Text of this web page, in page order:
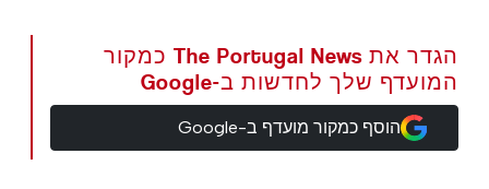
הגדר את The Portugal News כמקור
המועדף שלך לחדשות ב-Google
הוסף כמקור מועדף ב-Google